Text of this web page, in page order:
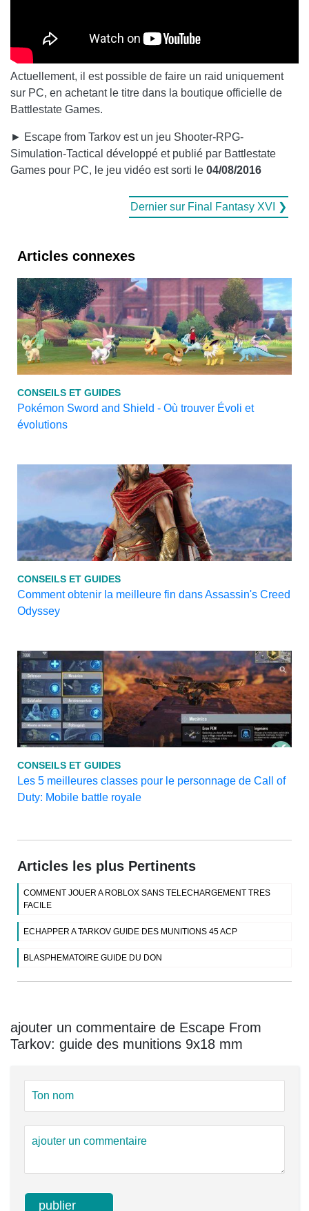
Actuellement, il est possible de faire un raid uniquement
sur PC, en achetant le titre dans la boutique officielle de
Battlestate Games.
► Escape from Tarkov est un jeu Shooter-RPG-
Simulation-Tactical développé et publié par Battlestate
Games pour PC, le jeu vidéo est sorti le 04/08/2016
Dernier sur Final Fantasy XVI ❯
Articles connexes
CONSEILS ET GUIDES
Pokémon Sword and Shield - Où trouver Évoli et
évolutions
CONSEILS ET GUIDES
Comment obtenir la meilleure fin dans Assassin's Creed
Odyssey
CONSEILS ET GUIDES
Les 5 meilleures classes pour le personnage de Call of
Duty: Mobile battle royale
Articles les plus Pertinents
COMMENT JOUER A ROBLOX SANS TELECHARGEMENT TRES
FACILE
ECHAPPER A TARKOV GUIDE DES MUNITIONS 45 ACP
BLASPHEMATOIRE GUIDE DU DON
ajouter un commentaire de Escape From
Tarkov: guide des munitions 9x18 mm